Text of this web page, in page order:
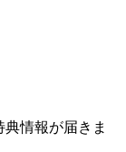
情報が届きま